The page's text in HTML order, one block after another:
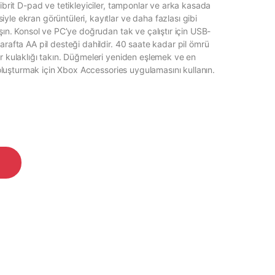
D-pad ve tetikleyiciler, tamponlar ve arka kasada
ekran görüntüleri, kayıtlar ve daha fazlası gibi
Konsol ve PC’ye doğrudan tak ve çalıştır için USB-
AA pil desteği dahildir. 40 saate kadar pil ömrü
takın. Düğmeleri yeniden eşlemek ve en
için Xbox Accessories uygulamasını kullanın.